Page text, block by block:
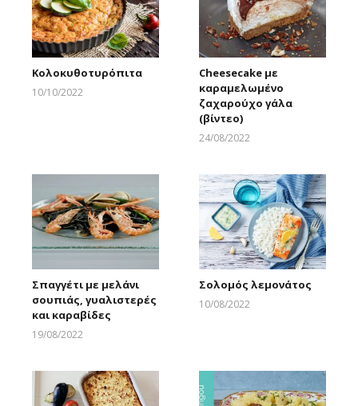
Κολοκυθοτυρόπιτα
10/10/2022
Cheesecake με
καραμελωμένο
ζαχαρούχο γάλα
(βίντεο)
24/08/2022
Σπαγγέτι με μελάνι
σουπιάς, γυαλιστερές
και καραβίδες
19/08/2022
Σολομός λεμονάτος
10/08/2022